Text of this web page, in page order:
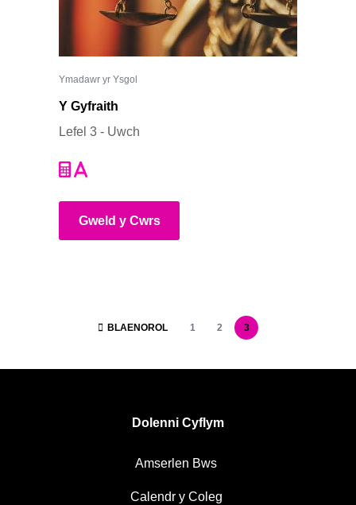
Ymadawr yr Ysgol
Y Gyfraith
Lefel 3 - Uwch
Gweld y Cwrs
BLAENOROL 1 2 3
Dolenni Cyflym
Amserlen Bws
Calendr y Coleg